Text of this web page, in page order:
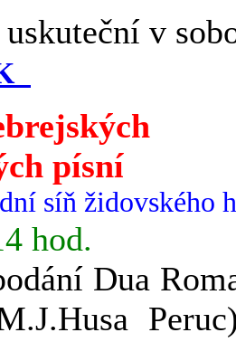
uskuteční v
písní
síň židovského
hod.
Dua